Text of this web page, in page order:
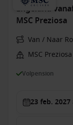
Engeland
MSC Preziosa
Van / Naar
MSC Preziosa
Volpension
23 feb. 2027